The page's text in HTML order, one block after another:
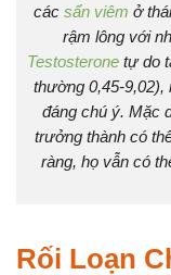
các sẩn viêm ở
rậm lông với
Testosterone tự do
thường 0,45-9,02),
đáng chú ý. Mặc
trưởng thành có
ràng, họ vẫn có
Rối Loạn